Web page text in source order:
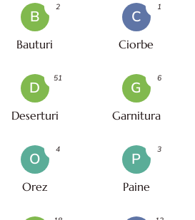
B
Bauturi
2
C
Ciorbe
1
D
Deserturi
51
G
Garnitura
6
O
Orez
4
P
Paine
3